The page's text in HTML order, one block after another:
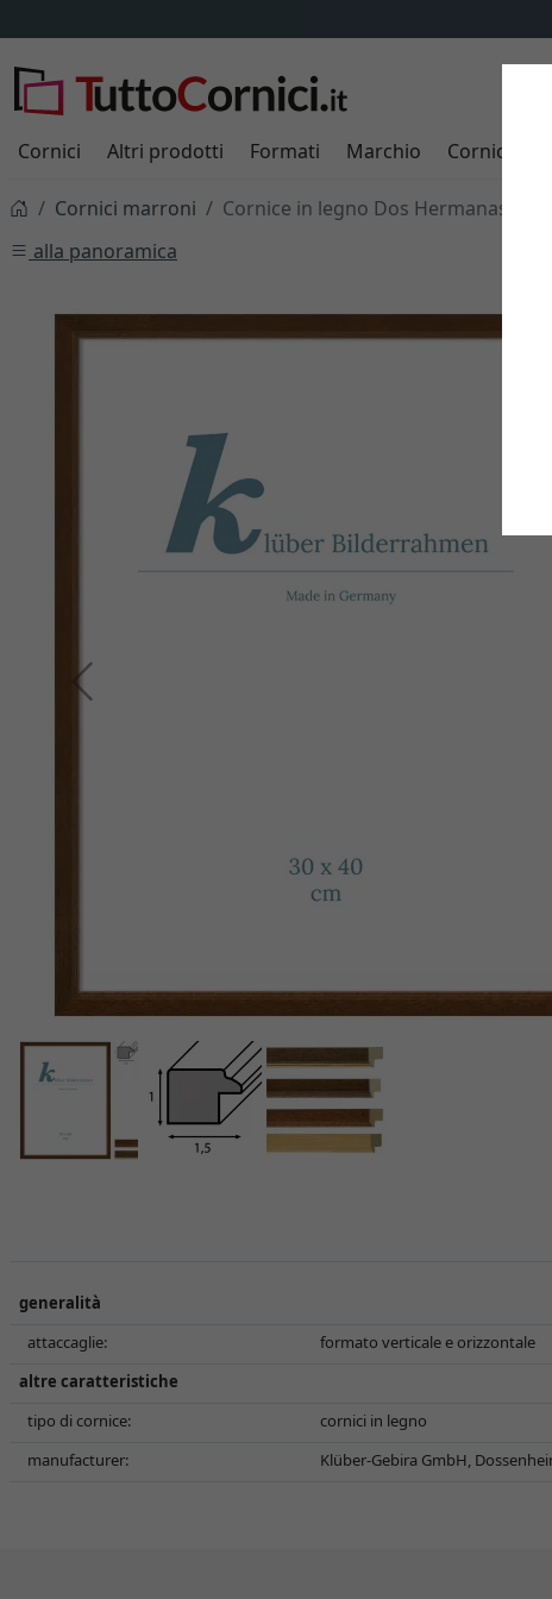
Cornici Altri prodotti Formati Marchio Cornici su
Cornici marroni
Cornice in legno Dos Hermanas su
alla panoramica
Indietro
generalità
attaccaglie:
formato verticale e orizzontale
altre caratteristiche
tipo di cornice:
cornici in legno
manufacturer:
Klüber-Gebira GmbH,